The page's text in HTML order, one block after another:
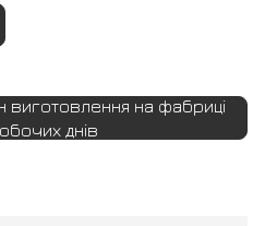
виготовлення на фабриці
днів